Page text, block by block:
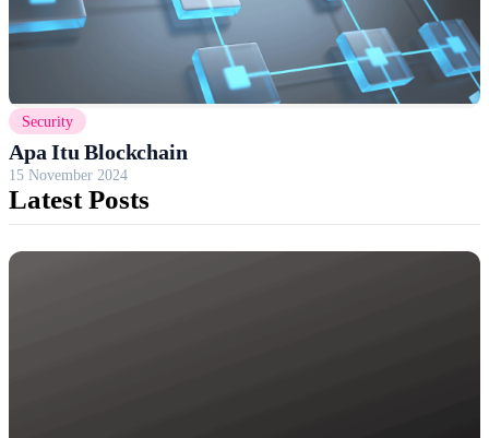
Security
Apa Itu Blockchain
15 November 2024
Latest Posts